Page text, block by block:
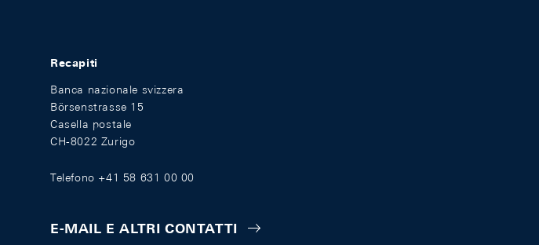
Recapiti
Banca nazionale svizzera
Börsenstrasse 15
Casella postale
CH-8022 Zurigo
Telefono +41 58 631 00 00
E-MAIL E ALTRI CONTATTI